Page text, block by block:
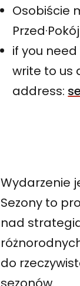
Osobiście
if you
write to us
address:
Wydarzenie
Sezony to
nad
do